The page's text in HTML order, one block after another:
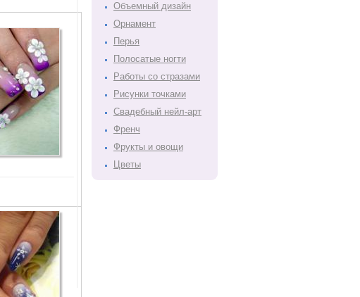
Объемный дизайн
Орнамент
Перья
Полосатые ногти
Работы со стразами
Рисунки точками
Свадебный нейл-арт
Френч
Фрукты и овощи
Цветы